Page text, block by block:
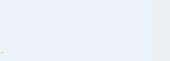
- Align design elements easily with "snap to grid" feature.